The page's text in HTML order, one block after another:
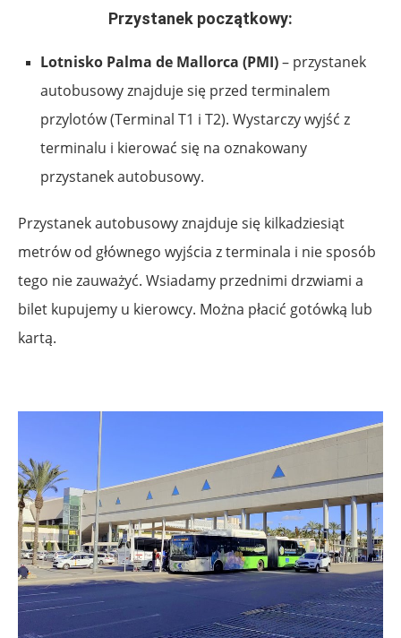
Przystanek początkowy:
Lotnisko Palma de Mallorca (PMI)– przystanek
autobusowy znajduje się przed terminalem
przylotów (Terminal T1 i T2). Wystarczy wyjść z
terminalu i kierować się na oznakowany
przystanek autobusowy.
Przystanek autobusowy znajduje się kilkadziesiąt
metrów od głównego wyjścia z terminala i nie sposób
tego nie zauważyć. Wsiadamy przednimi drzwiami a
bilet kupujemy u kierowcy. Można płacić gotówką lub
kartą.